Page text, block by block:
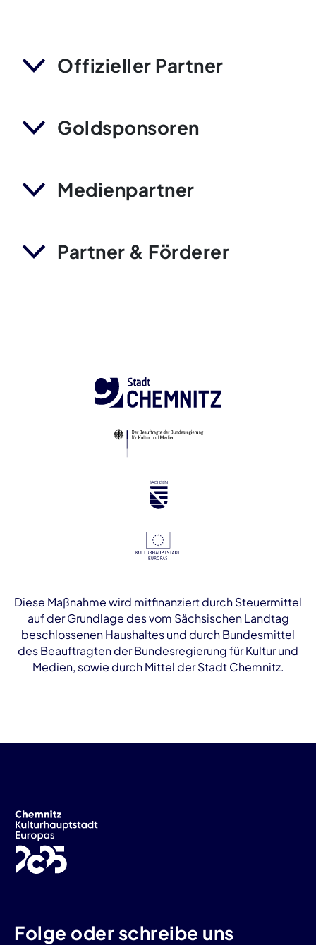
Offizieller Partner
Goldsponsoren
Medienpartner
Partner & Förderer
Diese Maßnahme wird mitfinanziert durch Steuermittel
auf der Grundlage des vom Sächsischen Landtag
beschlossenen Haushaltes und durch Bundesmittel
des Beauftragten der Bundesregierung für Kultur und
Medien, sowie durch Mittel der Stadt Chemnitz.
Folge oder schreibe uns